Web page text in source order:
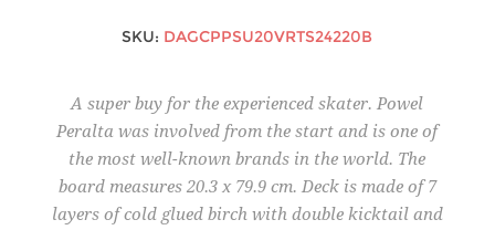
SKU: DAGCPPSU20VRTS24220B
A super buy for the experienced skater. Powel
Peralta was involved from the start and is one of
the most well-known brands in the world. The
board measures 20.3 x 79.9 cm. Deck is made of 7
layers of cold glued birch with double kicktail and